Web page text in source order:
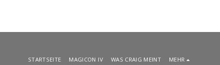
STARTSEITE MAGICON IV WAS CRAIG MEINT MEHR